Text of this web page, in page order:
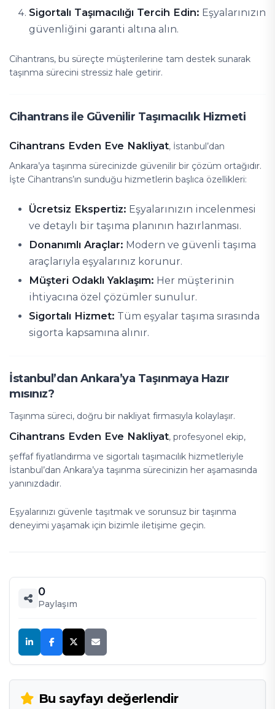
Sigortalı Taşımacılığı Tercih Edin: Eşyalarınızın
güvenliğini garanti altına alın.
Cihantrans, bu süreçte müşterilerine tam destek sunarak
taşınma sürecini stressiz hale getirir.
Cihantrans ile Güvenilir Taşımacılık Hizmeti
Cihantrans Evden Eve Nakliyat, İstanbul’dan
Ankara’ya taşınma sürecinizde güvenilir bir çözüm ortağıdır.
İşte Cihantrans’ın sunduğu hizmetlerin başlıca özellikleri:
Ücretsiz Ekspertiz: Eşyalarınızın incelenmesi
ve detaylı bir taşıma planının hazırlanması.
Donanımlı Araçlar: Modern ve güvenli taşıma
araçlarıyla eşyalarınız korunur.
Müşteri Odaklı Yaklaşım: Her müşterinin
ihtiyacına özel çözümler sunulur.
Sigortalı Hizmet: Tüm eşyalar taşıma sırasında
sigorta kapsamına alınır.
İstanbul’dan Ankara’ya Taşınmaya Hazır
mısınız?
Taşınma süreci, doğru bir nakliyat firmasıyla kolaylaşır.
Cihantrans Evden Eve Nakliyat, profesyonel ekip,
şeffaf fiyatlandırma ve sigortalı taşımacılık hizmetleriyle
İstanbul’dan Ankara’ya taşınma sürecinizin her aşamasında
yanınızdadır.
Eşyalarınızı güvenle taşıtmak ve sorunsuz bir taşınma
deneyimi yaşamak için bizimle iletişime geçin.
0
Paylaşım
Bu sayfayı değerlendir